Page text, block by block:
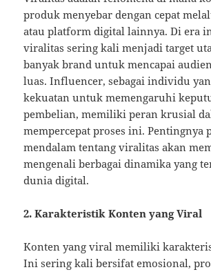
produk menyebar dengan cepat
atau platform digital lainnya. Di era
viralitas sering kali menjadi target
banyak brand untuk mencapai
luas. Influencer, sebagai individu
kekuatan untuk memengaruhi
pembelian, memiliki peran krusial
mempercepat proses ini. Pentingnya
mendalam tentang viralitas akan
mengenali berbagai dinamika yang
dunia digital.
2. Karakteristik Konten yang Viral
Konten yang viral memiliki
Ini sering kali bersifat emosional,